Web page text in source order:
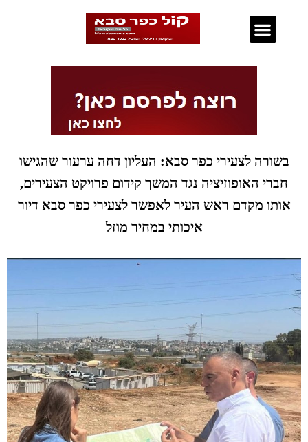
בשורה לצעירי כפר סבא: העליון דחה ערעור שהגישו
חברי האופוזיציה נגד המשך קידום פרויקט הצעירים,
אותו מקדם ראש העיר לאפשר לצעירי כפר סבא דיור
איכותי במחיר מוזל